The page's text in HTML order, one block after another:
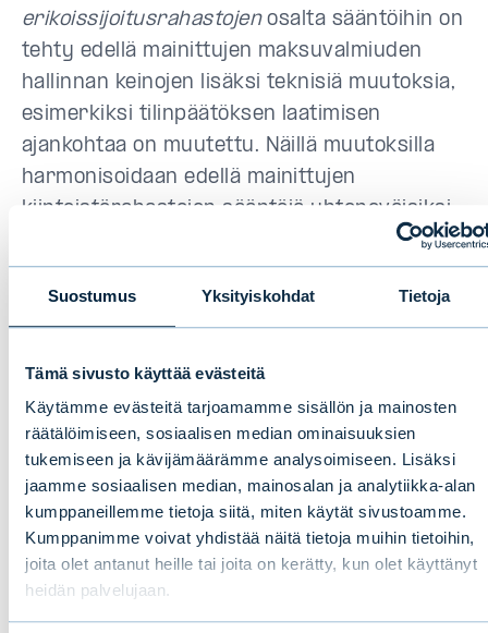
Suostumus Yksityiskohdat Tietoja
Tämä sivusto käyttää evästeitä
Käytämme evästeitä tarjoamamme sisällön ja mainosten
räätälöimiseen, sosiaalisen median ominaisuuksien
tukemiseen ja kävijämäärämme analysoimiseen. Lisäksi
jaamme sosiaalisen median, mainosalan ja analytiikka-alan
kumppaneillemme tietoja siitä, miten käytät sivustoamme.
Kumppanimme voivat yhdistää näitä tietoja muihin tietoihin,
joita olet antanut heille tai joita on kerätty, kun olet käyttänyt
heidän palvelujaan.
erikoissijoitusrahastojenosalta sääntöihin on
tehty edellä mainittujen maksuvalmiuden
hallinnan keinojen lisäksi teknisiä muutoksia,
esimerkiksi tilinpäätöksen laatimisen
ajankohtaa on muutettu. Näillä muutoksilla
harmonisoidaan edellä mainittujen
kiinteistörahastojen sääntöjä yhteneväisiksi.
Sääntömuutokset tulevat
voimaan 15.4.2026
Finanssivalvonta on vahvistanut
sijoitusrahastojen sääntömuutokset
11.2.2026. Muutetut rahastojen säännöt
tulevat voimaan 15.4.2026 ja ne koskevat
kaikkia osuudenomistajia.Sääntömuutokset
eivät edellytä osuudenomistajilta
toimenpiteitä.